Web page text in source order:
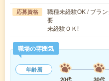
応募資格
職種未経験OK / ブラ
要
未経験ＯＫ!
職場の雰囲気
年齢層
20代
30代